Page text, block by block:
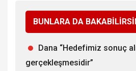
BUNLARA DA
Dana “Hedefimiz sonuç
gerçekleşmesidir”